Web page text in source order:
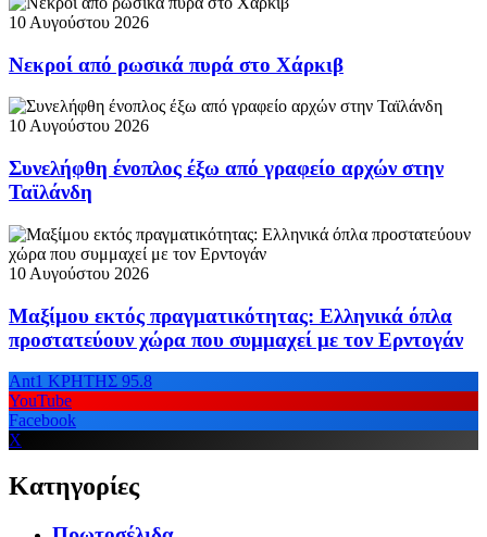
10 Αυγούστου 2026
Νεκροί από ρωσικά πυρά στο Χάρκιβ
10 Αυγούστου 2026
Συνελήφθη ένοπλος έξω από γραφείο αρχών στην
Ταϊλάνδη
10 Αυγούστου 2026
Μαξίμου εκτός πραγματικότητας: Ελληνικά όπλα
προστατεύουν χώρα που συμμαχεί με τον Ερντογάν
Ant1 ΚΡΗΤΗΣ 95.8
YouTube
Facebook
X
Κατηγορίες